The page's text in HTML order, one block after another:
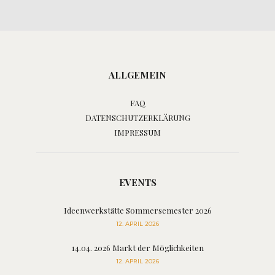
ALLGEMEIN
FAQ
DATENSCHUTZERKLÄRUNG
IMPRESSUM
EVENTS
Ideenwerkstätte Sommersemester 2026
12. APRIL 2026
14.04. 2026 Markt der Möglichkeiten
12. APRIL 2026